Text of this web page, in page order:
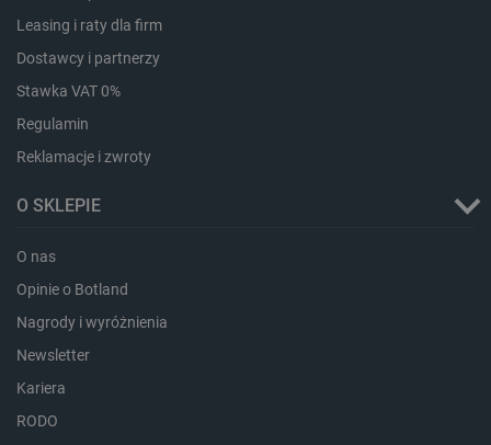
Leasing i raty dla firm
Dostawcy i partnerzy
Stawka VAT 0%
Regulamin
Reklamacje i zwroty
O SKLEPIE
O nas
Opinie o Botland
Nagrody i wyróżnienia
Newsletter
Kariera
RODO
isListDisplay